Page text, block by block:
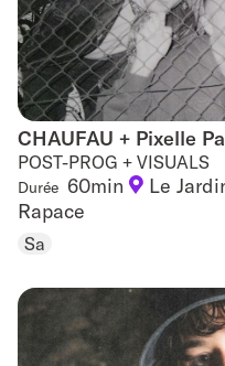
CHAUFAU + Pixelle
CHAUFAU + Pixelle
POST-PROG + VISUALS
Durée 60min
Le
Rapace
Sa